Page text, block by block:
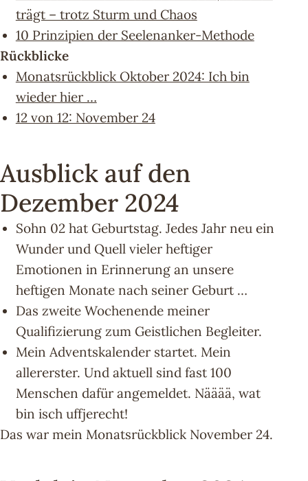
trägt – trotz Sturm und Chaos
10 Prinzipien der Seelenanker-Methode
Rückblicke
Monatsrückblick Oktober 2024: Ich bin
wieder hier …
12 von 12: November 24
Ausblick auf den
Dezember 2024
Sohn 02 hat Geburtstag. Jedes Jahr neu ein
Wunder und Quell vieler heftiger
Emotionen in Erinnerung an unsere
heftigen Monate nach seiner Geburt …
Das zweite Wochenende meiner
Qualifizierung zum Geistlichen Begleiter.
Mein Adventskalender startet. Mein
allererster. Und aktuell sind fast 100
Menschen dafür angemeldet. Nääää, wat
bin isch uffjerecht!
Das war mein Monatsrückblick November 24.